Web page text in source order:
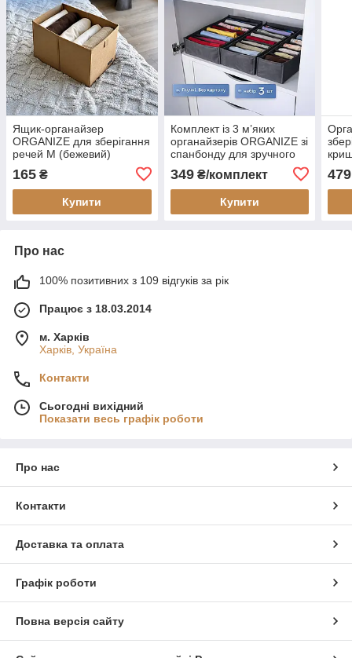
Ящик-органайзер
ORGANIZE для зберігання
речей M (бежевий)
165 ₴
Купити
Комплект із 3 м’яких
органайзерів ORGANIZE зі
спанбонду для зручного
зберігання дитячих речей і
білизни (сірий)
349₴/комплект
Купити
479
Про нас
100% позитивних з 109 відгуків за рік
Працює з 18.03.2014
м. Харків
Харків, Україна
Контакти
Сьогодні вихідний
Показати весь графік роботи
Про нас
Контакти
Доставка та оплата
Графік роботи
Повна версія сайту